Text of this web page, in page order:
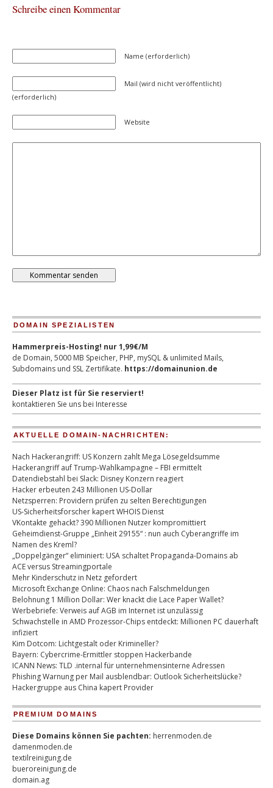
Schreibe einen Kommentar
Name (erforderlich)
Mail (wird nicht veröffentlicht)
(erforderlich)
Website
DOMAIN SPEZIALISTEN
Hammerpreis-Hosting! nur 1,99€/M
de Domain, 5000 MB Speicher, PHP, mySQL & unlimited Mails,
Subdomains und SSL Zertifikate. https://domainunion.de
Dieser Platz ist für Sie reserviert!
kontaktieren Sie uns bei Interesse
AKTUELLE DOMAIN-NACHRICHTEN:
Nach Hackerangriff: US Konzern zahlt Mega Lösegeldsumme
Hackerangriff auf Trump-Wahlkampagne – FBI ermittelt
Datendiebstahl bei Slack: Disney Konzern reagiert
Hacker erbeuten 243 Millionen US-Dollar
Netzsperren: Providern prüfen zu selten Berechtigungen
US-Sicherheitsforscher kapert WHOIS Dienst
VKontakte gehackt? 390 Millionen Nutzer kompromittiert
Geheimdienst-Gruppe „Einheit 29155“ : nun auch Cyberangriffe im
Namen des Kreml?
„Doppelgänger“ eliminiert: USA schaltet Propaganda-Domains ab
ACE versus Streamingportale
Mehr Kinderschutz in Netz gefordert
Microsoft Exchange Online: Chaos nach Falschmeldungen
Belohnung 1 Million Dollar: Wer knackt die Lace Paper Wallet?
Werbebriefe: Verweis auf AGB im Internet ist unzulässig
Schwachstelle in AMD Prozessor-Chips entdeckt: Millionen PC dauerhaft
infiziert
Kim Dotcom: Lichtgestalt oder Krimineller?
Bayern: Cybercrime-Ermittler stoppen Hackerbande
ICANN News: TLD .internal für unternehmensinterne Adressen
Phishing Warnung per Mail ausblendbar: Outlook Sicherheitslücke?
Hackergruppe aus China kapert Provider
PREMIUM DOMAINS
Diese Domains können Sie pachten: herrenmoden.de
damenmoden.de
textilreinigung.de
bueroreinigung.de
domain.ag